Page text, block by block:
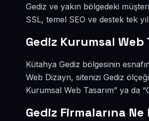
Gediz ve yakın bölgedeki
SSL, temel SEO ve destek tek
Gediz Kurumsal Web
Kütahya Gediz bölgesinin
Web Dizayn, sitenizi Gediz
Kurumsal Web Tasarım” ya da
Gediz Firmalarına Ne